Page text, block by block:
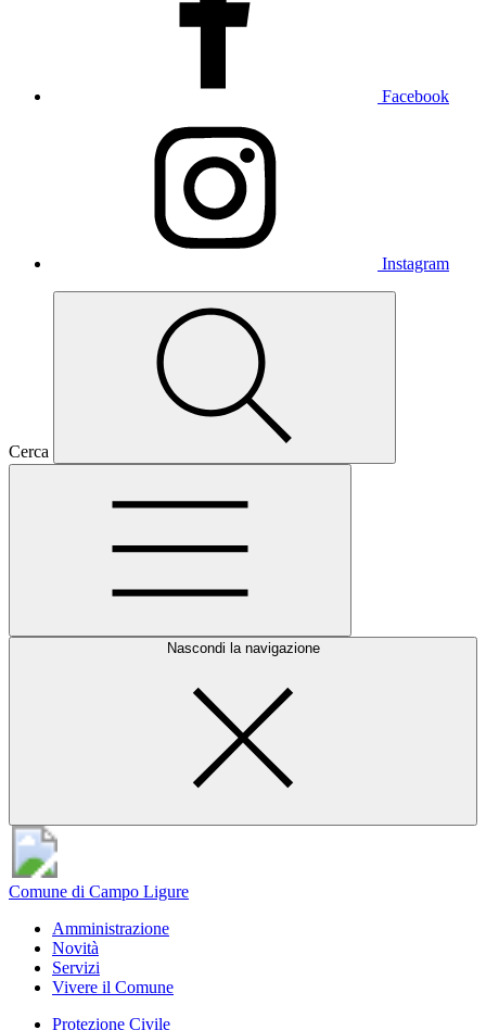
Facebook
Instagram
Cerca
Nascondi la navigazione
Comune di Campo Ligure
Amministrazione
Novità
Servizi
Vivere il Comune
Protezione Civile